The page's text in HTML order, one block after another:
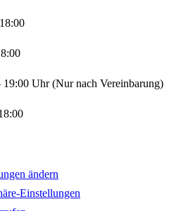
Uhr (Nur nach Vereinbarung)
ändern
Einstellungen